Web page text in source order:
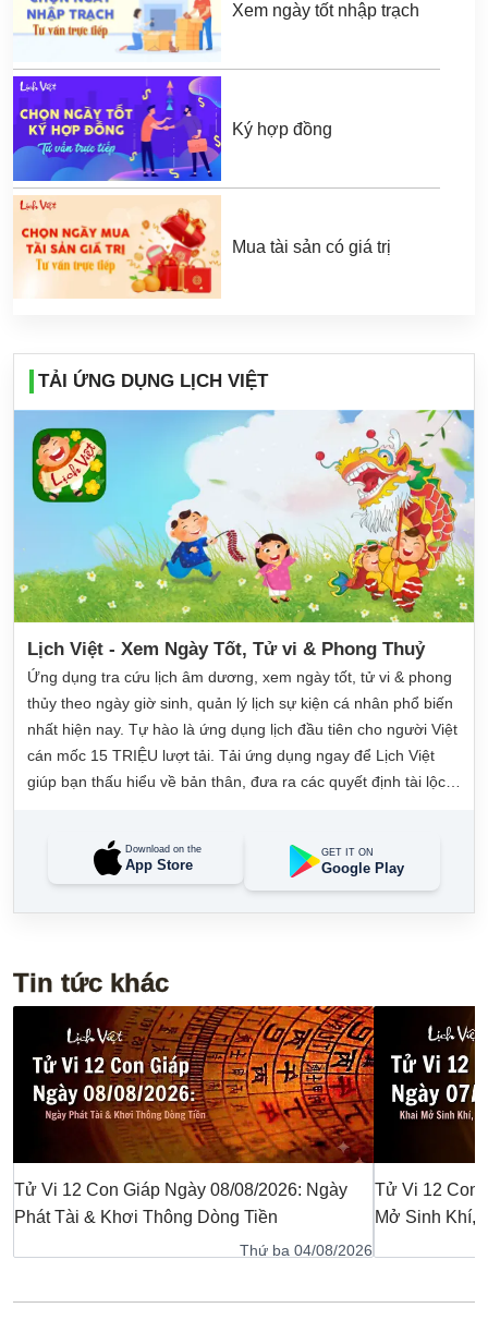
Xem ngày tốt nhập trạch
Ký hợp đồng
Mua tài sản có giá trị
TẢI ỨNG DỤNG LỊCH VIỆT
Lịch Việt - Xem Ngày Tốt, Tử vi & Phong Thuỷ
Ứng dụng tra cứu lịch âm dương, xem ngày tốt, tử vi & phong
thủy theo ngày giờ sinh, quản lý lịch sự kiện cá nhân phổ biến
nhất hiện nay. Tự hào là ứng dụng lịch đầu tiên cho người Việt
cán mốc 15 TRIỆU lượt tải. Tải ứng dụng ngay để Lịch Việt
giúp bạn thấu hiểu về bản thân, đưa ra các quyết định tài lộc,
Download on the
App Store
GET IT ON
Google Play
Tin tức khác
Tử Vi 12 Con Giáp Ngày 08/08/2026: Ngày
Phát Tài & Khơi Thông Dòng Tiền
Thứ ba 04/08/2026
Tử Vi 12 Con
Mở Sinh Khí,